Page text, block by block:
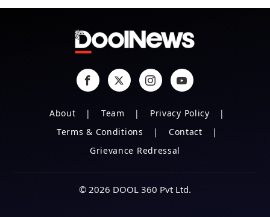
About Team
Privacy Policy
Terms & Conditions
Contact
Grievance Redressal
© 2026 DOOL 360 Pvt Ltd.